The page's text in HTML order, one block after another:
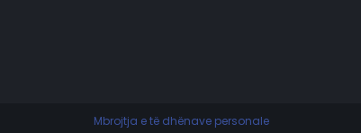
Mbrojtja e të dhënave personale